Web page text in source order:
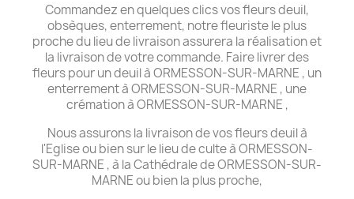
Commandez en quelques clics vos fleurs deuil,
obsèques, enterrement, notre fleuriste le plus
proche du lieu de livraison assurera la réalisation et
la livraison de votre commande. Faire livrer des
fleurs pour un deuil à ORMESSON-SUR-MARNE , un
enterrement à ORMESSON-SUR-MARNE , une
crémation à ORMESSON-SUR-MARNE ,
Nous assurons la livraison de vos fleurs deuil à
l'Eglise ou bien sur le lieu de culte à ORMESSON-
SUR-MARNE , à la Cathédrale de ORMESSON-SUR-
MARNE ou bien la plus proche,